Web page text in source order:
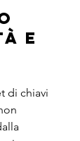
e
di chiavi